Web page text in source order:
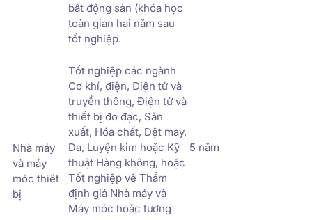
bất động sản (khóa học
toàn gian hai năm sau
tốt nghiệp.
Nhà máy
và máy
móc thiết
bị
Tốt nghiệp các ngành
Cơ khí, điện, Điện tử và
truyền thông, Điện tử và
thiết bị đo đạc, Sản
xuất, Hóa chất, Dệt may,
Da, Luyện kim hoặc Kỹ
thuật Hàng không, hoặc
Tốt nghiệp về Thẩm
định giá Nhà máy và
Máy móc hoặc tương
5 năm